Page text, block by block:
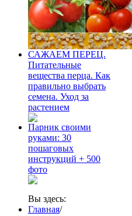
САЖАЕМ ПЕРЕЦ.
Питательные
вещества перца. Как
правильно выбрать
семена. Уход за
растением
Парник своими
руками: 30
пошаговых
инструкций + 500
фото
Вы здесь:
Главная/